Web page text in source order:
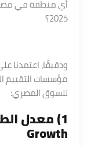
أي منطقة في
2025؟
ودقيقًا، اعتمدنا
مؤسسات التقييم
للسوق المصري:
Growth